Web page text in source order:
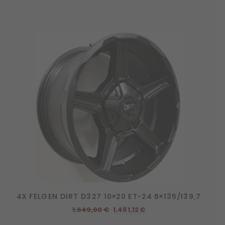
4X FELGEN DIRT D327 10×20 ET-24 6×135/139,7
1.649,00€ Ursprünglicher
1.451,12€Aktueller